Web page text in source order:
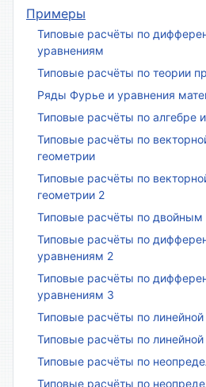
Примеры
Типовые расчёты по
уравнениям
Типовые расчёты по теории
Ряды Фурье и уравнения
Типовые расчёты по алгебре
Типовые расчёты по
геометрии
Типовые расчёты по
геометрии 2
Типовые расчёты по двойным
Типовые расчёты по
уравнениям 2
Типовые расчёты по
уравнениям 3
Типовые расчёты по линейной
Типовые расчёты по линейной
Типовые расчёты по
Типовые расчёты по